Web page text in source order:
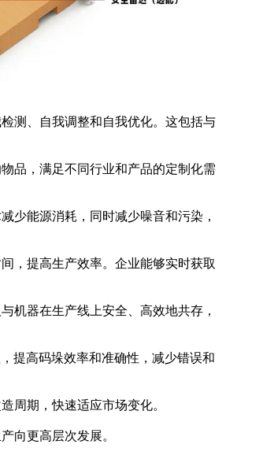
测、自我调整和自我优化。这包括与
品，满足不同行业和产品的定制化需
少能源消耗，同时减少噪音和污染，
，提高生产效率。企业能够实时获取
机器在生产线上安全、高效地共存，
提高码垛效率和准确性，减少错误和
周期，快速适应市场变化。
向更高层次发展。